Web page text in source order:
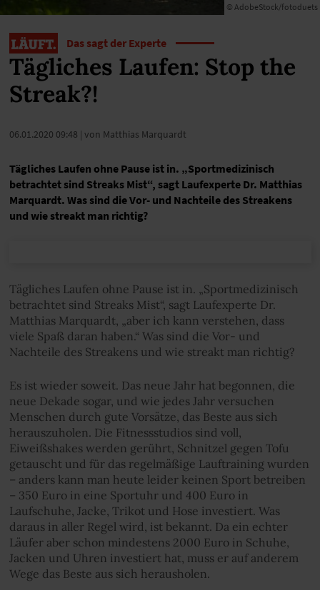
© AdobeStock/fotoduets
Das sagt der Experte
Tägliches Laufen: Stop the
Streak?!
06.01.2020 09:48 | von Matthias Marquardt
Tägliches Laufen ohne Pause ist in. „Sportmedizinisch
betrachtet sind Streaks Mist“, sagt Laufexperte Dr. Matthias
Marquardt. Was sind die Vor- und Nachteile des Streakens
und wie streakt man richtig?
Tägliches Laufen ohne Pause ist in. „Sportmedizinisch
betrachtet sind Streaks Mist“, sagt Laufexperte Dr.
Matthias Marquardt, „aber ich kann verstehen, dass
viele Spaß daran haben.“ Was sind die Vor- und
Nachteile des Streakens und wie streakt man richtig?
Es ist wieder soweit. Das neue Jahr hat begonnen, die
neue Dekade sogar, und wie jedes Jahr versuchen
Menschen durch gute Vorsätze, das Beste aus sich
herauszuholen. Die Fitnessstudios sind voll,
Eiweißshakes werden gerührt, Schnitzel gegen Tofu
getauscht und für das regelmäßige Lauftraining wurden
– anders kann man heute leider keinen Sport betreiben
– 350 Euro in eine Sportuhr und 400 Euro in
Laufschuhe, Jacke, Trikot und Hose investiert. Was
daraus in aller Regel wird, ist bekannt. Da ein echter
Läufer aber schon mindestens 2000 Euro in Schuhe,
Jacken und Uhren investiert hat, muss er auf anderem
Wege das Beste aus sich herausholen.